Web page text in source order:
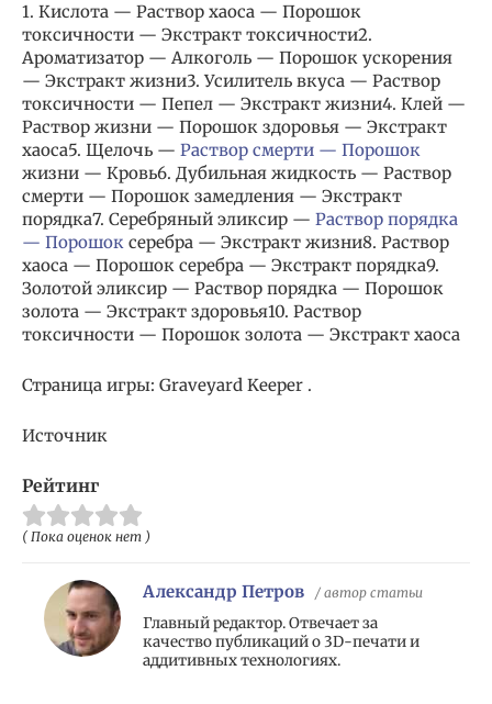
1. Кислота — Раствор хаоса — Порошок
токсичности — Экстракт токсичности2.
Ароматизатор — Алкоголь — Порошок ускорения
— Экстракт жизни3. Усилитель вкуса — Раствор
токсичности — Пепел — Экстракт жизни4. Клей —
Раствор жизни — Порошок здоровья — Экстракт
хаоса5. Щелочь — Раствор смерти — Порошок
жизни — Кровь6. Дубильная жидкость — Раствор
смерти — Порошок замедления — Экстракт
порядка7. Серебряный эликсир — Раствор порядка
— Порошок серебра — Экстракт жизни8. Раствор
хаоса — Порошок серебра — Экстракт порядка9.
Золотой эликсир — Раствор порядка — Порошок
золота — Экстракт здоровья10. Раствор
токсичности — Порошок золота — Экстракт хаоса
Страница игры: Graveyard Keeper .
Источник
Рейтинг
( Пока оценок нет )
Александр Петров / автор статьи
Главный редактор. Отвечает за
качество публикаций о 3D-печати и
аддитивных технологиях.